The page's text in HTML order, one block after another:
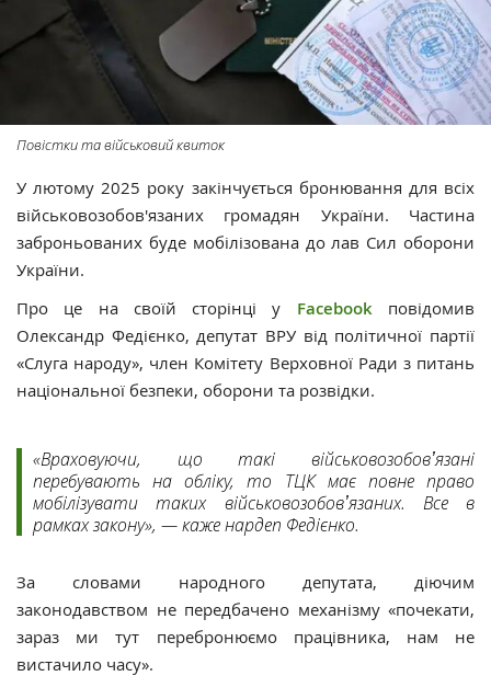
Повістки та військовий квиток
У лютому 2025 року закінчується бронювання для всіх
військовозобов'язаних громадян України. Частина
заброньованих буде мобілізована до лав Сил оборони
України.
Про це на своїй сторінці у Facebook повідомив
Олександр Федієнко, депутат ВРУ від політичної партії
«Слуга народу», член Комітету Верховної Ради з питань
національної безпеки, оборони та розвідки.
«Враховуючи, що такі військовозобовʼязані
перебувають на обліку, то ТЦК має повне право
мобілізувати таких військовозобовʼязаних. Все в
рамках закону», — каже нардеп Федієнко.
За словами народного депутата, діючим
законодавством не передбачено механізму «почекати,
зараз ми тут перебронюємо працівника, нам не
вистачило часу».